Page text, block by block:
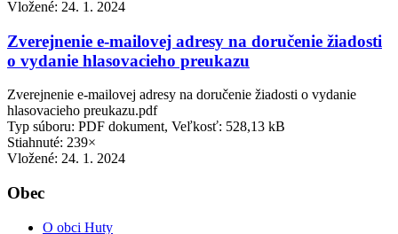
Vložené: 24. 1. 2024
Zverejnenie e-mailovej adresy na doručenie žiadosti
o vydanie hlasovacieho preukazu
Zverejnenie e-mailovej adresy na doručenie žiadosti o vydanie
hlasovacieho preukazu.pdf
Typ súboru: PDF dokument, Veľkosť: 528,13 kB
Stiahnuté: 239×
Vložené: 24. 1. 2024
Obec
O obci Huty